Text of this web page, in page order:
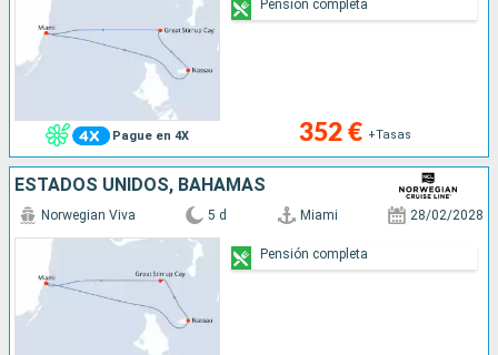
Pague en 4X 352 € +Tasas
Pensión completa
ESTADOS UNIDOS, BAHAMAS
Norwegian Viva 5 d Miami 28/02/2028
Pensión completa